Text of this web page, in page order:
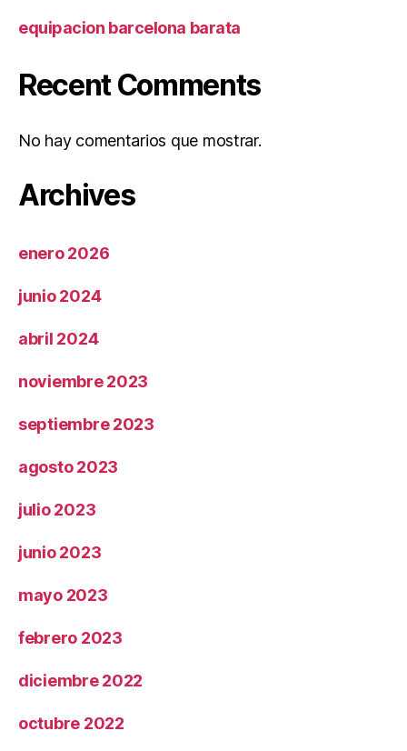
equipacion barcelona barata
Recent Comments
No hay comentarios que mostrar.
Archives
enero 2026
junio 2024
abril 2024
noviembre 2023
septiembre 2023
agosto 2023
julio 2023
junio 2023
mayo 2023
febrero 2023
diciembre 2022
octubre 2022